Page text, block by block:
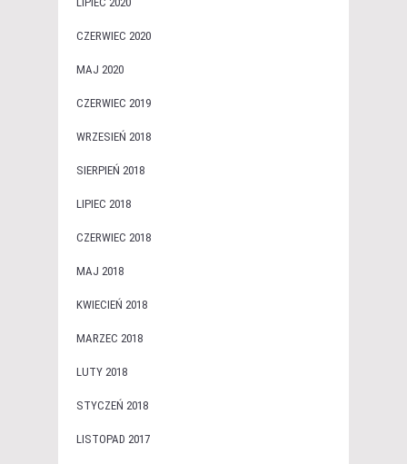
CZERWIEC 2020
MAJ 2020
CZERWIEC 2019
WRZESIEŃ 2018
SIERPIEŃ 2018
LIPIEC 2018
CZERWIEC 2018
MAJ 2018
KWIECIEŃ 2018
MARZEC 2018
LUTY 2018
STYCZEŃ 2018
LISTOPAD 2017